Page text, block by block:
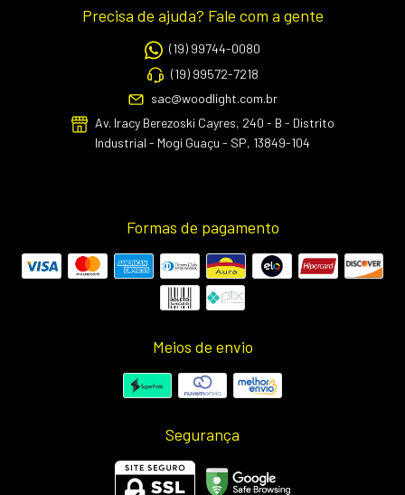
Precisa de ajuda? Fale com a gente
(19) 99744-0080
(19) 99572-7218
sac@woodlight.com.br
Av. Iracy Berezoski Cayres, 240 - B - Distrito
Industrial - Mogi Guaçu - SP, 13849-104
Formas de pagamento
Meios de envio
Segurança